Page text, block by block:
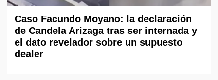
Caso Facundo Moyano: la declaración
de Candela Arizaga tras ser internada y
el dato revelador sobre un supuesto
dealer